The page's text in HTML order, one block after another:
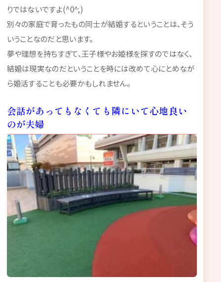
りではないですよ(^0^;)
別々の家庭で育ったもの同士が結婚するということは、そう
いうことなのだと思います。
夢や理想を持ちすぎて、王子様やお姫様を探すのではなく、
結婚は現実なのだということを時には改めて心にとめなが
ら婚活することも必要かもしれません。
会話があってもなくても隣にいて心地良い
のが夫婦